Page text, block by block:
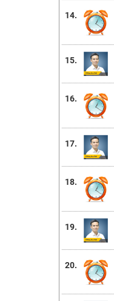
14.
15.
16.
17.
18.
19.
20.